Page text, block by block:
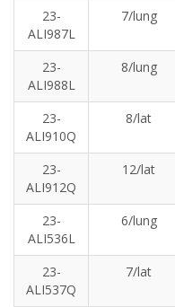
23-
ALI987L
7/lung
23-
ALI988L
8/lung
23-
ALI910Q
8/lat
23-
ALI912Q
12/lat
23-
ALI536L
6/lung
23-
ALI537Q
7/lat